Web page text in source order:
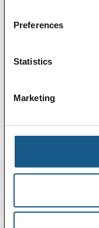
Preferences
Statistics
Marketing